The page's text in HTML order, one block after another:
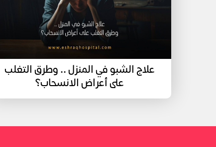
علاج الشبو في المنزل .. وطرق التغلب
على أعراض الانسحاب؟